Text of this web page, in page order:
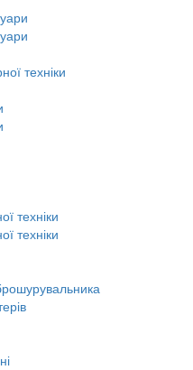
техніки
техніки
техніки